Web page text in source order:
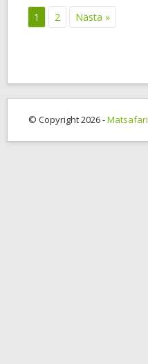
1 2 Nästa »
© Copyright 2026 -Matsafari